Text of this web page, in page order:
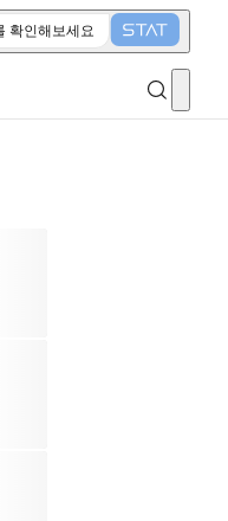
확인해보세요